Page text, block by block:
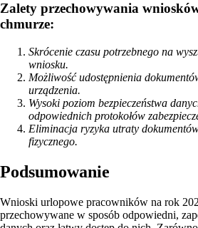
Zalety przechowywania
chmurze:
Skrócenie czasu potrzebnego na
wniosku.
Możliwość udostępnienia
urządzenia.
Wysoki poziom bezpieczeństwa
odpowiednich protokołów
Eliminacja ryzyka utraty
fizycznego.
Podsumowanie
Wnioski urlopowe pracowników na rok
przechowywane w sposób odpowiedni,